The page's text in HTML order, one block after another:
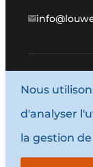
©
Nous
d'analyser
la gestion